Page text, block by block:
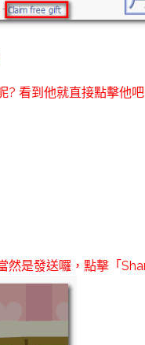
看到他就直接點擊他吧
是發送囉，點擊「